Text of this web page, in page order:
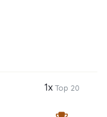
1xTop 20